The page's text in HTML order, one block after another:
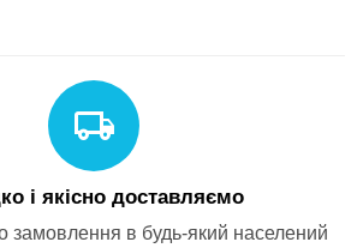
і якісно доставляємо
замовлення в будь-який населений